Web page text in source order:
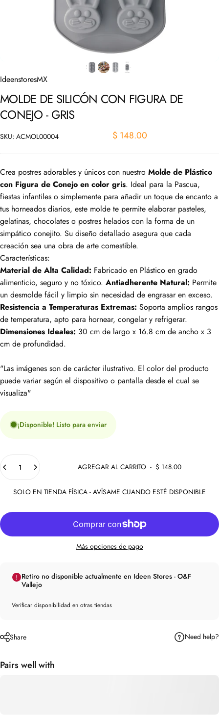
IdeenstoresMX
MOLDE DE SILICÓN CON FIGURA DE
CONEJO - GRIS
SKU: ACMOL00004 $ 148.00
Crea postres adorables y únicos con nuestro Molde de Plástico
con Figura de Conejo en color gris. Ideal para la Pascua,
fiestas infantiles o simplemente para añadir un toque de encanto a
tus horneados diarios, este molde te permite elaborar pasteles,
gelatinas, chocolates o postres helados con la forma de un
simpático conejito. Su diseño detallado asegura que cada
creación sea una obra de arte comestible.
Características:
Material de Alta Calidad: Fabricado en Plástico en grado
alimenticio, seguro y no tóxico. Antiadherente Natural: Permite
un desmolde fácil y limpio sin necesidad de engrasar en exceso.
Resistencia a Temperaturas Extremas: Soporta amplios rangos
de temperatura, apto para hornear, congelar y refrigerar.
Dimensiones Ideales: 30 cm de largo x 16.8 cm de ancho x 3
cm de profundidad.
"Las imágenes son de carácter ilustrativo. El color del producto
puede variar según el dispositivo o pantalla desde el cual se
visualiza"
¡Disponible! Listo para enviar
Cantidad
AGREGAR AL CARRITO - $ 148.00
SOLO EN TIENDA FÍSICA - AVÍSAME CUANDO ESTÉ DISPONIBLE
Más opciones de pago
Retiro no disponible actualmente en Ideen Stores - O&F
Vallejo
Verificar disponibilidad en otras tiendas
Share Need help?
Pairs well with